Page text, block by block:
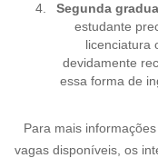
Segunda
estudante
licenciatura
devidamente
essa forma de
Para mais
vagas disponíveis, os